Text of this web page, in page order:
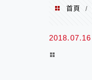
首頁 /
2018.07.16